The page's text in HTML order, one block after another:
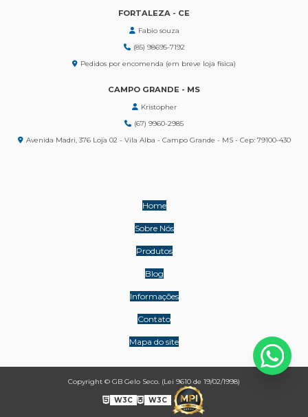
FORTALEZA - CE
Fabio souza
(85) 98695-7192
Pedidos por encomenda (em breve loja física)
CAMPO GRANDE - MS
Kristopher
(67) 9960-2985
Avenida Madri, 376 Loja 02 - Vila Alba - Campo Grande - MS - Cep: 79100-430
Home
Sobre Nós
Produtos
Blog
Informações
Contato
Mapa do site
Copyright © GB Gelo Seco. (Lei 9610 de 19/02/1998)
W3C W3C